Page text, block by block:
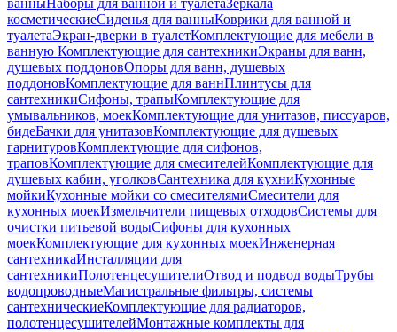
ванныНаборы для ванной и туалетаЗеркала
косметическиеСиденья для ванныКоврики для ванной и
туалетаЭкран-дверки в туалетКомплектующие для мебели в
ванную Комплектующие для сантехникиЭкраны для ванн,
душевых поддоновОпоры для ванн, душевых
поддоновКомплектующие для ваннПлинтусы для
сантехникиСифоны, трапыКомплектующие для
умывальников, моекКомплектующие для унитазов, писсуаров,
бидеБачки для унитазовКомплектующие для душевых
гарнитуровКомплектующие для сифонов,
траповКомплектующие для смесителейКомплектующие для
душевых кабин, уголковСантехника для кухниКухонные
мойкиКухонные мойки со смесителямиСмесители для
кухонных моекИзмельчители пищевых отходовСистемы для
очистки питьевой водыСифоны для кухонных
моекКомплектующие для кухонных моекИнженерная
сантехникаИнсталляции для
сантехникиПолотенцесушителиОтвод и подвод водыТрубы
водопроводныеМагистральные фильтры, системы
сантехническиеКомплектующие для радиаторов,
полотенцесушителейМонтажные комплекты для